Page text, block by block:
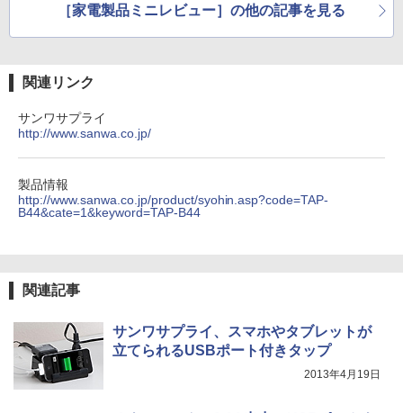
［家電製品ミニレビュー］の他の記事を見る
関連リンク
サンワサプライ
http://www.sanwa.co.jp/
製品情報
http://www.sanwa.co.jp/product/syohin.asp?code=TAP-
B44&cate=1&keyword=TAP-B44
関連記事
サンワサプライ、スマホやタブレットが
立てられるUSBポート付きタップ
2013年4月19日